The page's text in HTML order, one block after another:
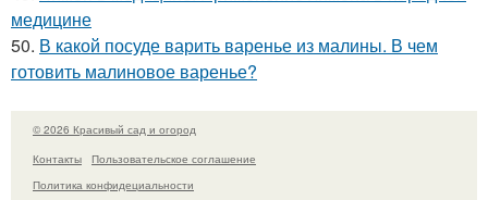
медицине
50. В какой посуде варить варенье из малины. В чем
готовить малиновое варенье?
© 2026 Красивый сад и огород
Контакты
Пользовательское соглашение
Политика конфидециальности